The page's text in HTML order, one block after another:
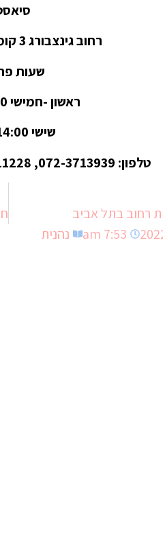
רחוב גינצבורג 3 קומה 1 ראשון לציון.
שעות
ראשון -חמישי 10:00-20:00
שישי 10:00-14:00
טלפון: 072-3713939, 050-9611228, 052-6766070
רחוב בתל אביב
7:53 am נהנית